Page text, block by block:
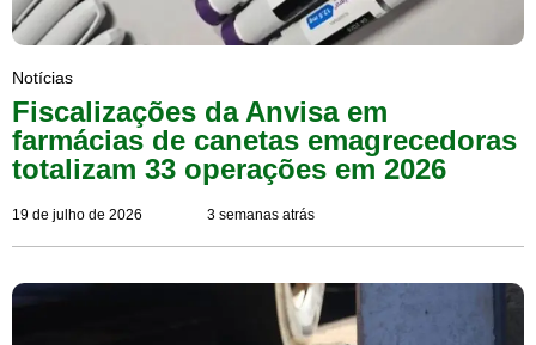
Notícias
Fiscalizações da Anvisa em
farmácias de canetas emagrecedoras
totalizam 33 operações em 2026
19 de julho de 2026 3 semanas atrás